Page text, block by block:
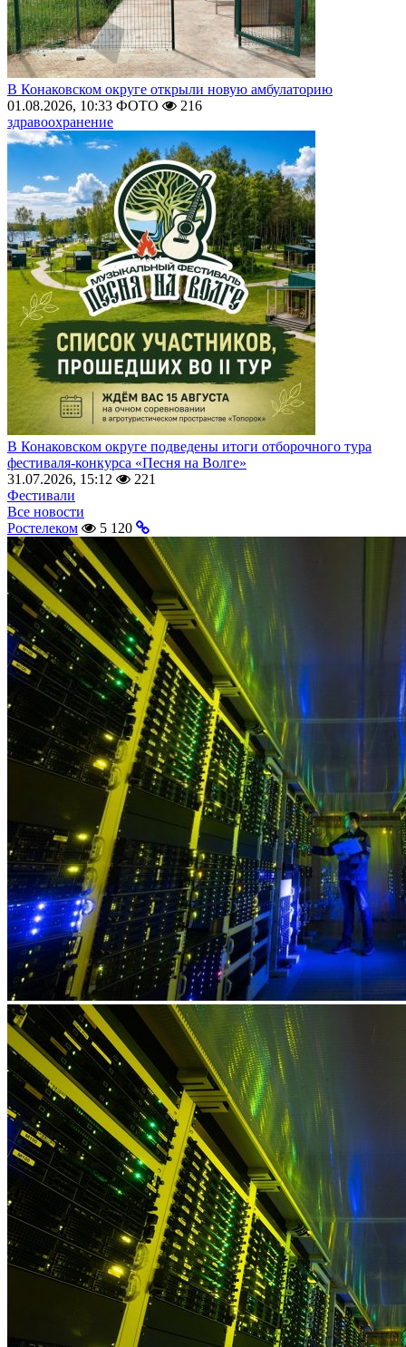
В Конаковском округе открыли новую амбулаторию
01.08.2026, 10:33 ФОТО
216
здравоохранение
В Конаковском округе подведены итоги отборочного тура
фестиваля-конкурса «Песня на Волге»
31.07.2026, 15:12
221
Фестивали
Все новости
Ростелеком
5 120